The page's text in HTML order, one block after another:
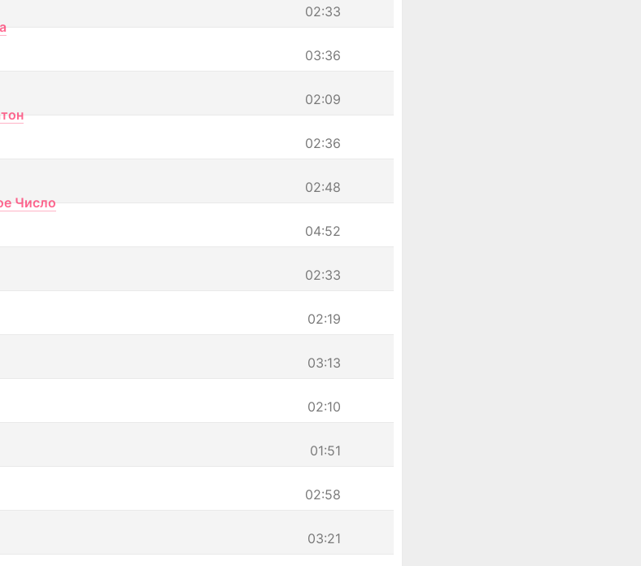
02:33
03:36
02:09
02:36
02:48
Число
04:52
02:33
02:19
03:13
02:10
01:51
02:58
03:21